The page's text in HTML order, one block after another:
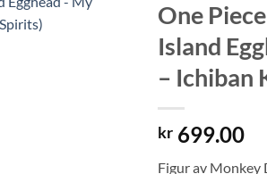
One
Island
– Ichiban
kr699.00
Figur av Monkey